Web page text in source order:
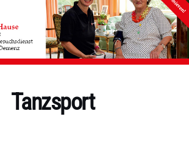
Tanzsport